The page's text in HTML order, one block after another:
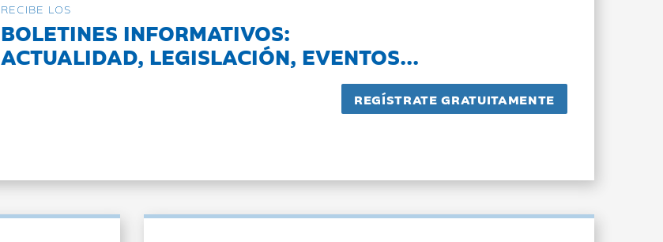
RECIBE LOS
BOLETINES INFORMATIVOS:
ACTUALIDAD, LEGISLACIÓN, EVENTOS...